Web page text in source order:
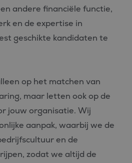
andere financiële functie,
en de expertise in
geschikte kandidaten te
op het matchen van
maar letten ook op de
jouw organisatie. Wij
aanpak, waarbij we de
en de
zodat we altijd de